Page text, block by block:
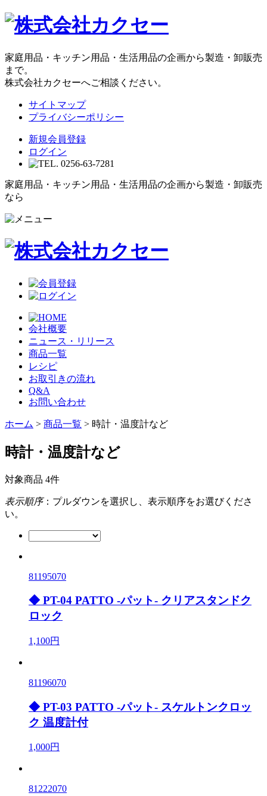
家庭用品・キッチン用品・生活用品の企画から製造・卸販売
まで。
株式会社カクセーへご相談ください。
サイトマップ
プライバシーポリシー
新規会員登録
ログイン
家庭用品・キッチン用品・生活用品の企画から製造・卸販売
なら
会社概要
ニュース・リリース
商品一覧
レシピ
お取引きの流れ
Q&A
お問い合わせ
ホーム > 商品一覧 > 時計・温度計など
時計・温度計など
対象商品 4件
表示順序：プルダウンを選択し、表示順序をお選びくださ
い。
81195070
◆ PT-04 PATTO -パット- クリアスタンドク
ロック
1,100円
81196070
◆ PT-03 PATTO -パット- スケルトンクロッ
ク 温度計付
1,000円
81222070